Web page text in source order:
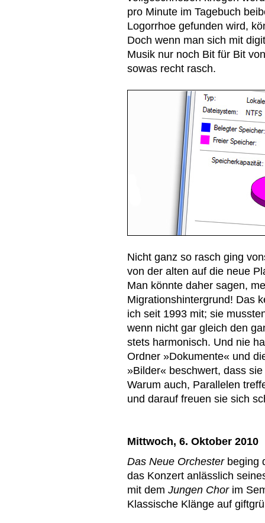
pro Minute im Tagebuch
Logorrhoe gefunden wird,
Doch wenn man sich mit
Musik nur noch Bit für Bit
sowas recht rasch.
Nicht ganz so rasch ging
von der alten auf die neue
Man könnte daher sagen,
Migrationshintergrund! Das
ich seit 1993 mit; sie
wenn nicht gar gleich den
stets harmonisch. Und nie
Ordner »Dokumente« und
»Bilder« beschwert, dass
Warum auch, Parallelen
und darauf freuen sie sich
Mittwoch, 6. Oktober 2010
Das Neue Orchester beging
das Konzert anlässlich
mit dem Jungen Chor im
Klassische Klänge auf